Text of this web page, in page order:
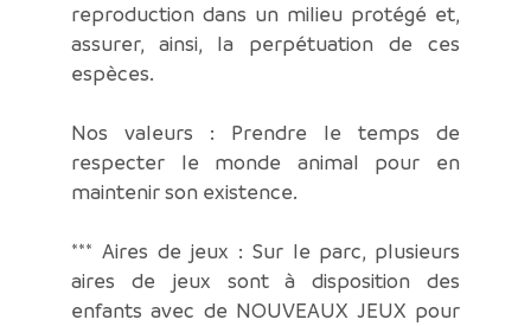
reproduction dans un milieu protégé et,
assurer, ainsi, la perpétuation de ces
espèces.
Nos valeurs : Prendre le temps de
respecter le monde animal pour en
maintenir son existence.
*** Aires de jeux : Sur le parc, plusieurs
aires de jeux sont à disposition des
enfants avec de NOUVEAUX JEUX pour